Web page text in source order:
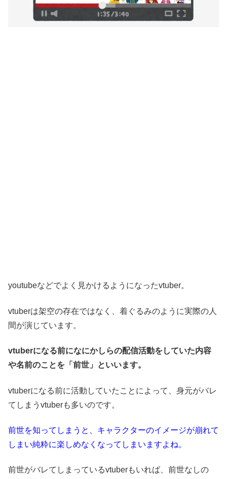
youtubeなどでよく見かけるようになったvtuber。
vtuberは架空の存在ではなく、着ぐるみのように実際の人
間が演じています。
vtuberになる前になにかしらの配信活動をしていた内容
や名前のことを「前世」といいます。
vtuberになる前に活動していたことによって、身元がバレ
てしまうvtuberも多いのです。
前世を知ってしまうと、キャラクターのイメージが崩れて
しまい純粋に楽しめなくなってしまいますよね。
前世がバレてしまっているvtuberもいれば、前世なしの